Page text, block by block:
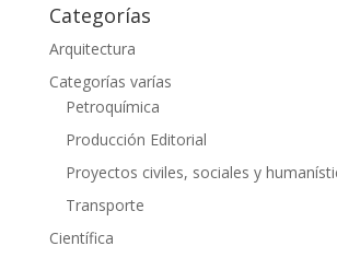
Categorías
Arquitectura
Categorías varías
Petroquímica
Producción Editorial
Proyectos civiles, sociales y
Transporte
Científica